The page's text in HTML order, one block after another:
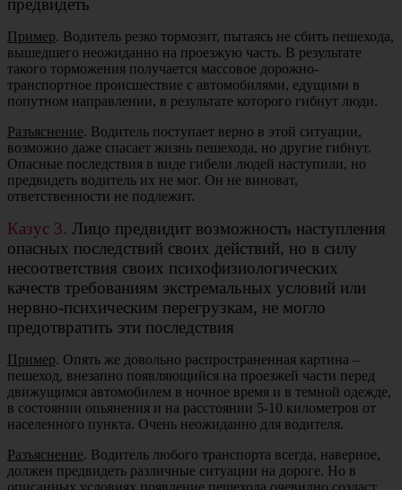
предвидеть
Пример. Водитель резко тормозит, пытаясь не сбить пешехода,
вышедшего неожиданно на проезжую часть. В результате
такого торможения получается массовое дорожно-
транспортное происшествие с автомобилями, едущими в
попутном направлении, в результате которого гибнут люди.
Разъяснение. Водитель поступает верно в этой ситуации,
возможно даже спасает жизнь пешехода, но другие гибнут.
Опасные последствия в виде гибели людей наступили, но
предвидеть водитель их не мог. Он не виноват,
ответственности не подлежит.
Казус 3. Лицо предвидит возможность наступления
опасных последствий своих действий, но в силу
несоответствия своих психофизиологических
качеств требованиям экстремальных условий или
нервно-психическим перегрузкам, не могло
предотвратить эти последствия
Пример. Опять же довольно распространенная картина –
пешеход, внезапно появляющийся на проезжей части перед
движущимся автомобилем в ночное время и в темной одежде,
в состоянии опьянения и на расстоянии 5-10 километров от
населенного пункта. Очень неожиданно для водителя.
Разъяснение. Водитель любого транспорта всегда, наверное,
должен предвидеть различные ситуации на дороге. Но в
описанных условиях появление пешехода очевидно создаст